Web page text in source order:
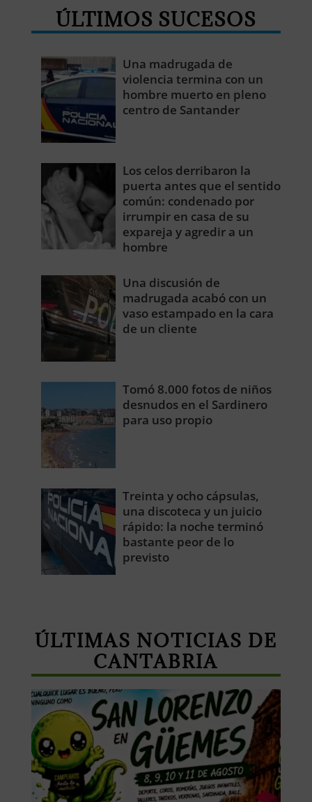
ÚLTIMOS SUCESOS
Una madrugada de
violencia termina con un
hombre muerto en pleno
centro de Santander
Los celos derribaron la
puerta antes que el sentido
común: condenado por
irrumpir en casa de su
expareja y agredir a un
hombre
Una discusión de
madrugada acabó con un
vaso estampado en la cara
de un cliente
Tomó 8.000 fotos de niños
desnudos en el Sardinero
para uso propio
Treinta y ocho cápsulas,
una discoteca y un juicio
rápido: la noche terminó
bastante peor de lo
previsto
ÚLTIMAS NOTICIAS DE
CANTABRIA